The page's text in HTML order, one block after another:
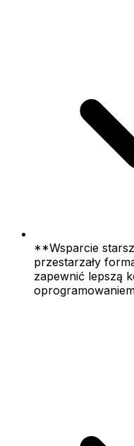
**Wsparcie
przestarzały
zapewnić lepszą